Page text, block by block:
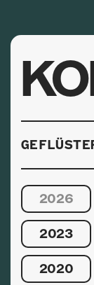
2026
2023
2020